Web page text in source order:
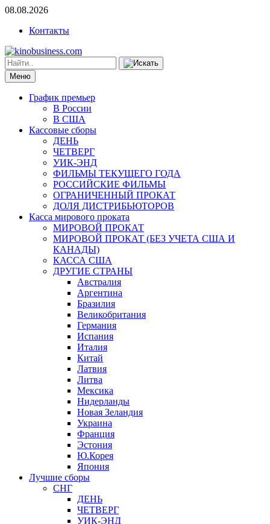
08.08.2026
Контакты
Меню
График премьер
В России
В США
Кассовые сборы
ДЕНЬ
ЧЕТВЕРГ
УИК-ЭНД
ФИЛЬМЫ ТЕКУЩЕГО ГОДА
РОССИЙСКИЕ ФИЛЬМЫ
ОГРАНИЧЕННЫЙ ПРОКАТ
ДОЛЯ ДИСТРИБЬЮТОРОВ
Касса мирового проката
МИРОВОЙ ПРОКАТ
МИРОВОЙ ПРОКАТ (БЕЗ УЧЕТА США И
КАНАДЫ)
КАССА США
ДРУГИЕ СТРАНЫ
Австралия
Аргентина
Бразилия
Великобритания
Германия
Испания
Италия
Китай
Латвия
Литва
Мексика
Нидерланды
Новая Зеландия
Украина
Франция
Эстония
Ю.Корея
Япония
Лучшие сборы
СНГ
ДЕНЬ
ЧЕТВЕРГ
УИК-ЭНД